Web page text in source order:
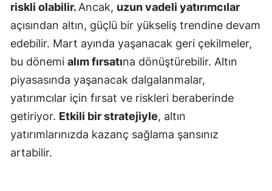
riskli olabilir.Ancak, uzun vadeli yatırımcılar
açısından altın, güçlü bir yükseliş trendine devam
edebilir. Mart ayında yaşanacak geri çekilmeler,
bu dönemi alım fırsatına dönüştürebilir. Altın
piyasasında yaşanacak dalgalanmalar,
yatırımcılar için fırsat ve riskleri beraberinde
getiriyor. Etkili bir stratejiyle, altın
yatırımlarınızda kazanç sağlama şansınız
artabilir.